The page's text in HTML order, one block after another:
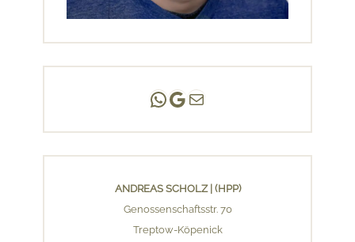
Andreas Scholz | (HPP)
Praxis Adlershof
E-Mail an mich ...
ANDREAS SCHOLZ | (HPP)
Genossenschaftsstr. 70
Treptow-Köpenick